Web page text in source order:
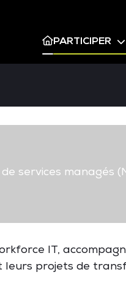
PARTICIPER
services managés
IT,
projets de